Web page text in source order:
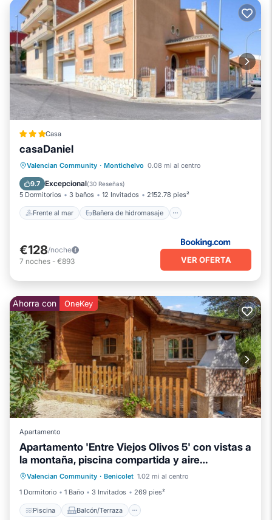
Casa
casaDaniel
Valencian Community · Montichelvo 0.08 mi al centro
9.7 Excepcional(30 Reseñas)
5 Dormitorios 3 baños 12 Invitados 2152.78 pies²
Frente al mar Bañera de hidromasaje
Frente al mar
Bañera de hidromasaje
Aparcamiento
€128/noche
7 noches - €893 VER OFERTA
Ahorra con OneKey
Apartamento
Apartamento 'Entre Viejos Olivos 5' con vistas a
la montaña, piscina compartida y aire
acondicionado
Valencian Community · Benicolet 1.02 mi al centro
1 Dormitorio
1 Baño 3 Invitados 269 pies²
Piscina Balcón/Terraza
Piscina Balcón/Terraza
Cocina
Aire acondicionado